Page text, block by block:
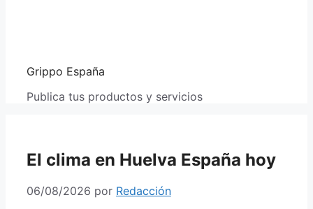
Grippo España
Publica tus productos y servicios
El clima en Huelva España hoy
06/08/2026 por Redacción